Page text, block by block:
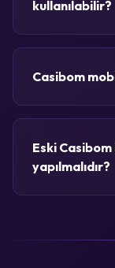
kullanılabilir?
Casibom
Eski Casibom
yapılmalıdır?